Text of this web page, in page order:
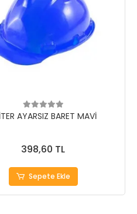
AYARSIZ BARET MAVİ
398,60 TL
Sepete Ekle